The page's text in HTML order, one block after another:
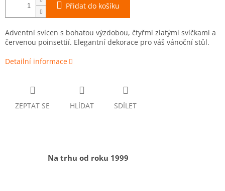
Přidat do košíku
Adventní svícen s bohatou výzdobou, čtyřmi zlatými svíčkami a
červenou poinsettií. Elegantní dekorace pro váš vánoční stůl.
Detailní informace
ZEPTAT SE HLÍDAT SDÍLET
Na trhu od roku 1999